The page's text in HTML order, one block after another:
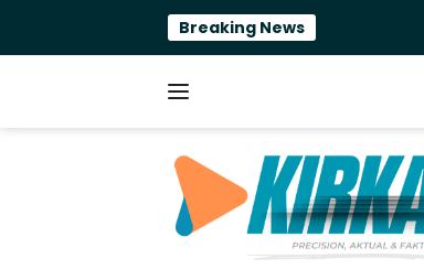
konten
Breaking News